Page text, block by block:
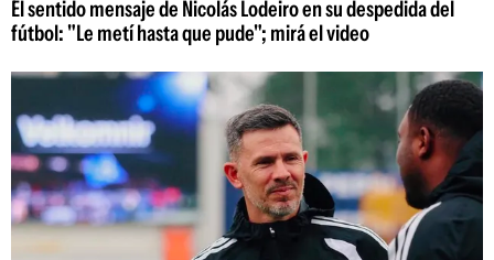
El sentido mensaje de Nicolás Lodeiro en su despedida del
fútbol: "Le metí hasta que pude"; mirá el video